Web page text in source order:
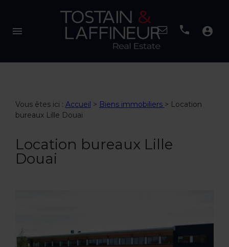
menu account_circle
Vous êtes ici : Accueil > Biens immobiliers > Location
bureaux Lille Douai
Location bureaux Lille
Douai